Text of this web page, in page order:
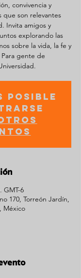
convivencia y
que son relevantes
Invita amigos y
explorando las
sobre la vida, la fe y
gente de
posible
GMT-6
170, Torreón Jardín,
México